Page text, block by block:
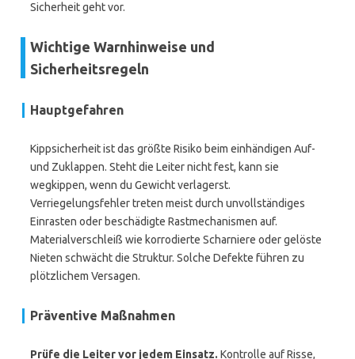
Sicherheit geht vor.
Wichtige Warnhinweise und
Sicherheitsregeln
Hauptgefahren
Kippsicherheit ist das größte Risiko beim einhändigen Auf-
und Zuklappen. Steht die Leiter nicht fest, kann sie
wegkippen, wenn du Gewicht verlagerst.
Verriegelungsfehler treten meist durch unvollständiges
Einrasten oder beschädigte Rastmechanismen auf.
Materialverschleiß wie korrodierte Scharniere oder gelöste
Nieten schwächt die Struktur. Solche Defekte führen zu
plötzlichem Versagen.
Präventive Maßnahmen
Prüfe die Leiter vor jedem Einsatz. Kontrolle auf Risse,